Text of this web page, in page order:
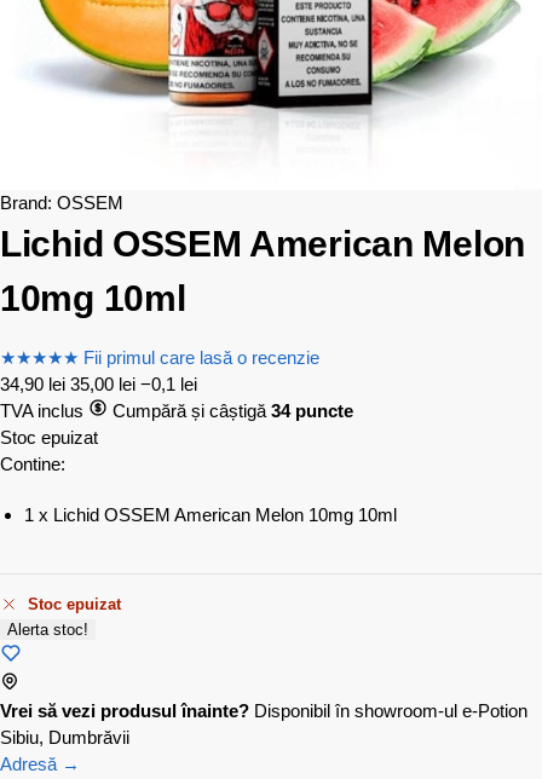
Brand: OSSEM
Lichid OSSEM American Melon
10mg 10ml
★★★★★ Fii primul care lasă o recenzie
34,90 lei 35,00 lei −0,1 lei
TVA inclus
Cumpără și câștigă 34 puncte
Stoc epuizat
Contine:
1 x Lichid OSSEM American Melon 10mg 10ml
Stoc epuizat
Alerta stoc!
Vrei să vezi produsul înainte? Disponibil în showroom-ul e-Potion
Sibiu, Dumbrăvii
Adresă →